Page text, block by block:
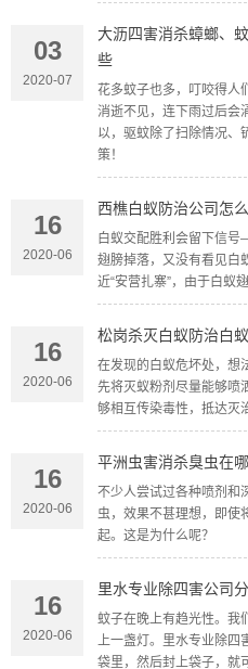
03
2020-07
大沥四害消杀蟑螂、
些
花多蚊子也多，叮咬得人
消逝不见，连下雨过后会
以，驱蚊除了扫除情况、
策！
16
2020-06
西樵白蚁防治公司怎
白蚁交配胜利会留下信
翅膀掉落，又没有看见白
近“安营扎寨”，由于白蚁
16
2020-06
松岗杀灭白蚁防治白
在发现的白蚁危坏处，想
先将灭蚁粉剂尽量能够喷
够相互传染毒性，抵达灭
16
2020-06
平洲虫害消杀臭虫在
不少人尝试过各种喷剂和
虫，效果不甚理想，即使
起。这是为什么呢？
16
2020-06
里水专业除四害公司
蚊子在晚上有趋光性。我
上一盏灯。里水专业除四
袋里，然后封上袋子，就